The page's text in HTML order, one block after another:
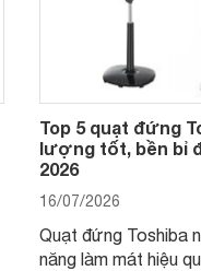
Top 5 quạt đứng
lượng tốt, bền bỉ
2026
16/07/2026
Quạt đứng Toshiba
năng làm mát hiệu